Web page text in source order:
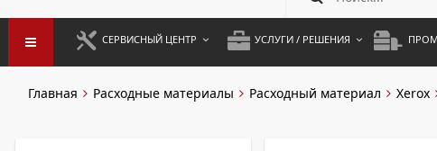
СЕРВИСНЫЙ ЦЕНТР УСЛУГИ / РЕШЕНИЯ
Главная Расходные материалы Расходный материал Xerox